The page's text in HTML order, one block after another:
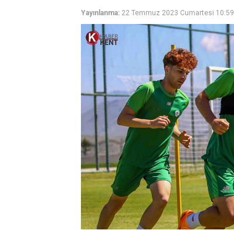
Yayınlanma: 22 Temmuz 2023 Cumartesi 10:59